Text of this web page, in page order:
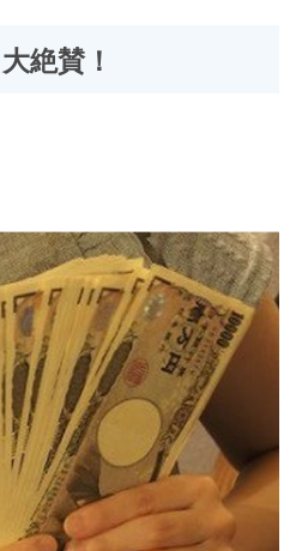
絶賛！